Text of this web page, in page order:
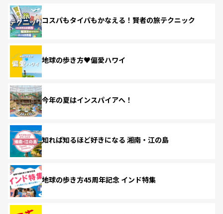
コスパもタイパもかなえる！賢者の旅テクニック
地球の歩き方♥偏愛ハワイ
今年の夏はインスパイアへ！
知れば知るほど好きになる 湘南・江の島
地球の歩き方45周年記念 インド特集